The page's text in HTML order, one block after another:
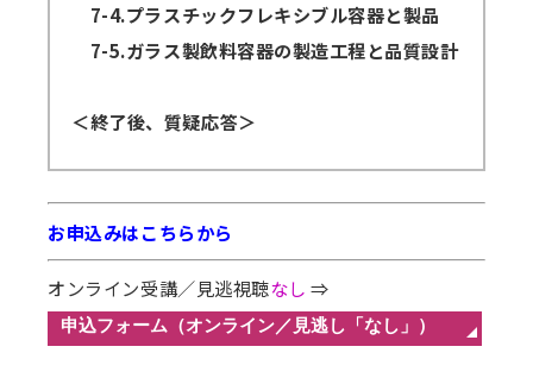
7-4.プラスチックフレキシブル容器と製品
7-5.ガラス製飲料容器の製造工程と品質設計
＜終了後、質疑応答＞
お申込みはこちらから
オンライン受講／見逃視聴なし ⇒